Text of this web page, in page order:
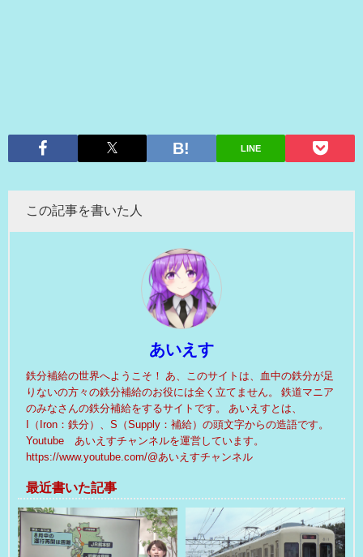
LINE
この記事を書いた人
あいえす
鉄分補給の世界へようこそ！ あ、このサイトは、血中の鉄分が足
りないの方々の鉄分補給のお役には全く立てません。 鉄道マニア
のみなさんの鉄分補給をするサイトです。 あいえすとは、
I（Iron：鉄分）、S（Supply：補給）の頭文字からの造語です。
Youtube あいえすチャンネルを運営しています。
https://www.youtube.com/@あいえすチャンネル
最近書いた記事